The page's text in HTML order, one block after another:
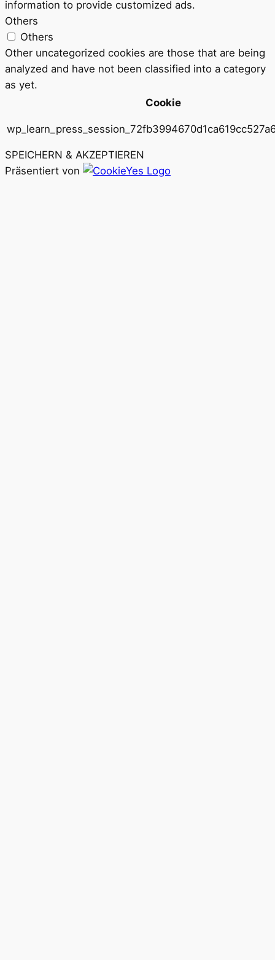
information to provide customized ads.
Others
Others
Other uncategorized cookies are those that are being
analyzed and have not been classified into a category
as yet.
Cookie
SPEICHERN & AKZEPTIEREN
Präsentiert von